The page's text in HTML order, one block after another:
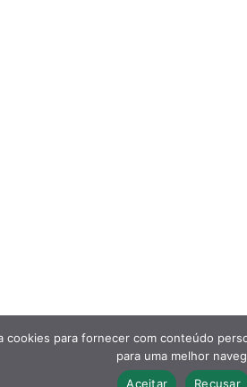
cookies para fornecer com conteúdo
para uma melhor
Aceitar
Recusar